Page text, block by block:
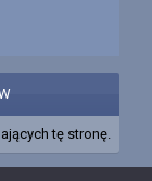
tę stronę.